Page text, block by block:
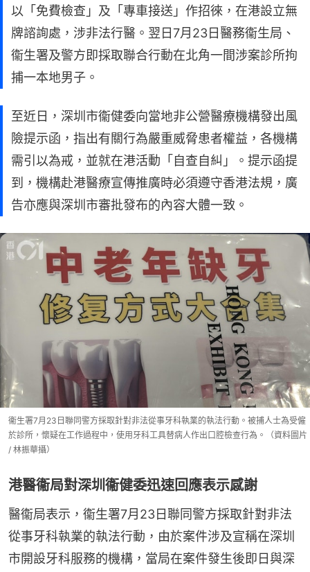
以「免費檢查」及「專車接送」作招徠，在港設立無
牌諮詢處，涉非法行醫。翌日7月23日醫務衞生局、
衞生署及警方即採取聯合行動在北角一間涉案診所拘
捕一本地男子。
至近日，深圳市衞健委向當地非公營醫療機構發出風
險提示函，指出有關行為嚴重威脅患者權益，各機構
需引以為戒，並就在港活動「自查自糾」。提示函提
到，機構赴港醫療宣傳推廣時必須遵守香港法規，廣
告亦應與深圳市審批發布的內容大體一致。
衞生署7月23日聯同警方採取針對非法從事牙科執業的執法行動。被捕人士為受僱
於診所，懷疑在工作過程中，使用牙科工具替病人作出口腔檢查行為。（資料圖片
/ 林振華攝）
港醫衞局對深圳衞健委迅速回應表示感謝
醫衞局表示，衞生署7月23日聯同警方採取針對非法
從事牙科執業的執法行動，由於案件涉及宣稱在深圳
市開設牙科服務的機構，當局在案件發生後即日與深